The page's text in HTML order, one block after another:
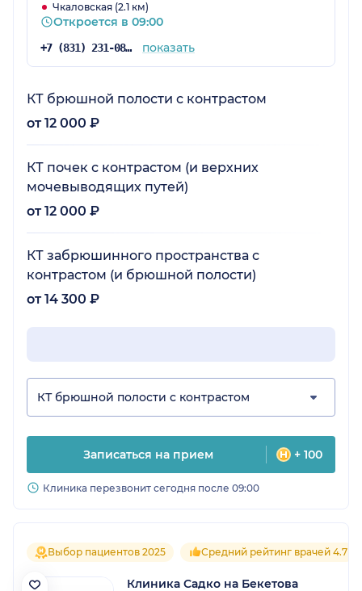
Чкаловская (2.1 км)
Откроется в 09:00
+7 (831) 231-08-37 показать
КТ брюшной полости с контрастом
от 12 000 ₽
КТ почек с контрастом (и верхних
мочевыводящих путей)
от 12 000 ₽
КТ забрюшинного пространства с
контрастом (и брюшной полости)
от 14 300 ₽
КТ брюшной полости с контрастом
Записаться на прием + 100
Клиника перезвонит сегодня после 09:00
Выбор пациентов 2025 Средний рейтинг врачей 4.7
Клиника Садко на Бекетова